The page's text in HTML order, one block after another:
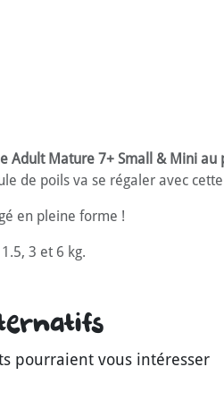
Adult Mature 7+ Small & Mini au
de poils va se régaler avec
en pleine forme !
3 et 6 kg.
pourraient vous intéresser